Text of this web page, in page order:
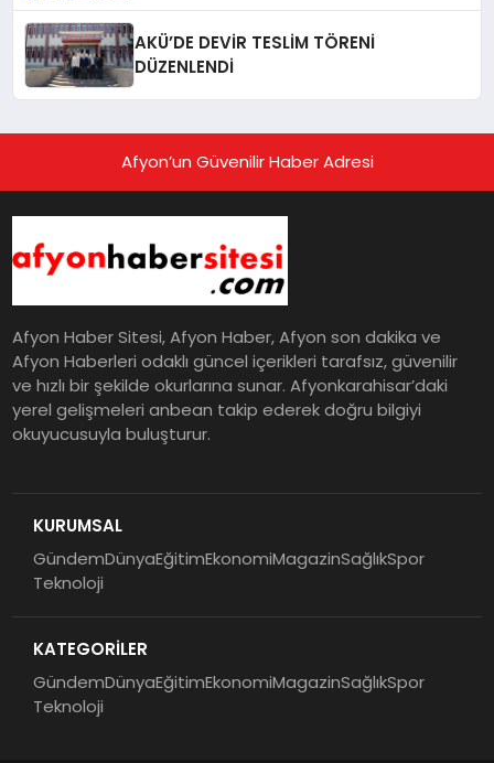
AKÜ’DE DEVİR TESLİM TÖRENİ
DÜZENLENDİ
Afyon’un Güvenilir Haber Adresi
Afyon Haber Sitesi, Afyon Haber, Afyon son dakika ve
Afyon Haberleri odaklı güncel içerikleri tarafsız, güvenilir
ve hızlı bir şekilde okurlarına sunar. Afyonkarahisar’daki
yerel gelişmeleri anbean takip ederek doğru bilgiyi
okuyucusuyla buluşturur.
KURUMSAL
GündemDünyaEğitimEkonomiMagazinSağlıkSpor
Teknoloji
KATEGORİLER
GündemDünyaEğitimEkonomiMagazinSağlıkSpor
Teknoloji